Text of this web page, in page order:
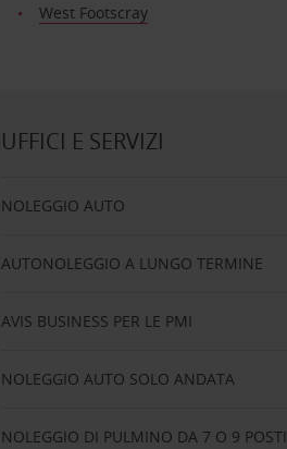
West Footscray
UFFICI E SERVIZI
NOLEGGIO AUTO
AUTONOLEGGIO A LUNGO TERMINE
AVIS BUSINESS PER LE PMI
NOLEGGIO AUTO SOLO ANDATA
NOLEGGIO DI PULMINO DA 7 O 9 POSTI